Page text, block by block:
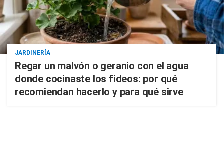
JARDINERÍA
Regar un malvón o geranio con el agua
donde cocinaste los fideos: por qué
recomiendan hacerlo y para qué sirve